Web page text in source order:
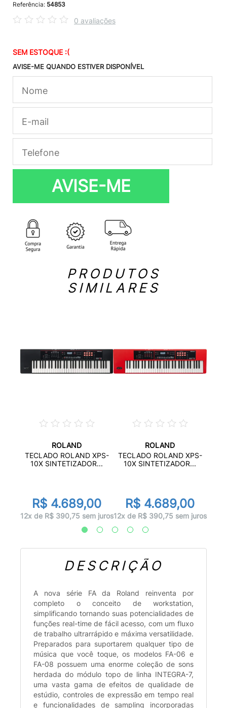
Referência: 54853
0 avaliações
SEM ESTOQUE :(
AVISE-ME QUANDO ESTIVER DISPONÍVEL
AVISE-ME
PRODUTOS
SIMILARES
ROLAND
TECLADO ROLAND XPS-
10X SINTETIZADOR...
R$ 4.689,00
12x de R$ 390,75 sem juros
ROLAND
TECLADO ROLAND XPS-
10X SINTETIZADOR...
R$ 4.689,00
12x de R$ 390,75 sem juros12x
DESCRIÇÃO
A nova série FA da Roland reinventa por
completo o conceito de workstation,
simplificando tornando suas potencialidades de
funções real-time de fácil acesso, com um fluxo
de trabalho ultrarrápido e máxima versatilidade.
Preparados para suportarem qualquer tipo de
música que você toque, os modelos FA-06 e
FA-08 possuem uma enorme coleção de sons
herdada do módulo topo de linha INTEGRA-7,
uma vasta gama de efeitos de qualidade de
estúdio, controles de expressão em tempo real
e funcionalidades de sampling incorporadas